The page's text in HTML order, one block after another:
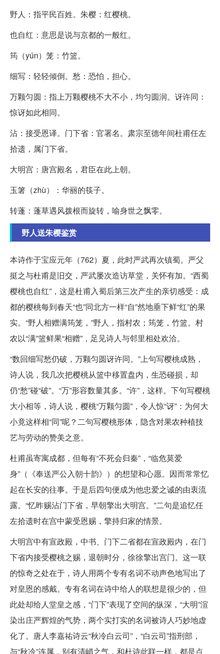
野人：指平民百姓。朱樱：红樱桃。
也自红：意思是说与京都的一般红。
筠（yún）笼：竹篮。
细写：轻轻倾倒。愁：恐怕，担心。
万颗匀圆：指上万颗樱桃不大不小，均匀圆润。讶许同：
惊讶如此相同。
沾：接受恩译。门下省：官署名。肃宗至德年间杜甫任左
拾遗，属门下省。
大明宫：唐宫殿名，君臣在此上朝。
玉箸（zhù）：华丽的筷子。
转蓬：蓬草遇风拨根而旋转，喻身世之飘零。
野人送朱樱鉴赏
本诗作于宝应元年（762）夏，此时严武再次镇蜀。严父
挺之与杜甫是旧交，严武屡次造访草堂，关怀有加。“西蜀
樱桃也自红”，这是杜甫入蜀后第三次产生的亲切感受：成
都的樱桃每到春天“也”同北方一样“自”然地垂下鲜“红”的果
实。“野人相赠满筠笼，”野人，指村农；筠笼，竹篮。村
农以“满”篮鲜果“相赠”，足见诗人与邻里相处欢洽。
“数回细写愁仍破，万颗匀圆讶许同。”上句写樱桃成熟，
诗人说，我几次把樱桃从篮中移置盘内，生恐碰损，却
仍“愁”碰“破”。“万”形容数量其多。“许”，这样。下句写樱桃
大小相等，诗人说，樱桃“万颗匀圆”，令人惊“讶”：为何大
小竟这样相“同”呢？二句写樱桃形体，隐含对果农种植技
艺与劳动的赞美之意。
杜甫虽寄寓成都，但每有“不死会归秦”，“临危莫爱
身”（《奉送严公入朝十韵》）的想望和心愿。因而常常忆
起在长安的往事。于是后四句便成为他忠爱之诚的由衷流
露。“忆昨赐沾门下省，早朝擎出大明宫。”二句是追忆任
左拾遗时在宫中蒙受恩赐，擎持归家的情景。
大明宫中有宣政殿，中书、门下二省都在宣政殿内，在门
下省内接受樱桃之赐，退朝时分，徐徐擎出宫门。这一联
的惊奇之处在于，诗人用两个专有名词不动声色地写出了
对皇恩的感戴。专有名词在诗中给人的联想是很少的，但
此处却给人堂皇之感，“门下”表现了空间的纵深，“大明”渲
染出庄严辉煌的气势，两个实打实的名词被诗人巧妙地虚
化了。唐人李嘉祐诗云“秋冷白云司”，“白云司”指刑部，
与“秋冷”连属，别有清峭之气，和杜诗此联一样，都是点